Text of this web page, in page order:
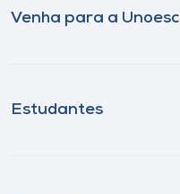
Venha para a Unoesc
Estudantes